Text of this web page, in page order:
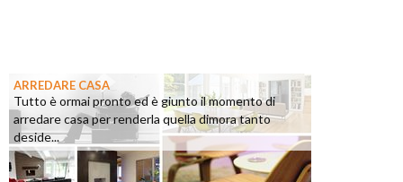
ARREDARE CASA
Tutto è ormai pronto ed è giunto il momento di
arredare casa per renderla quella dimora tanto
deside...